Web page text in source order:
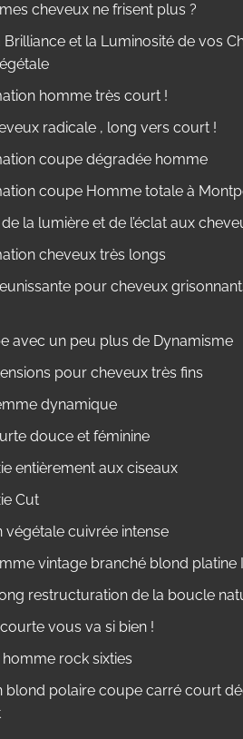
cheveux ne frisent plus ?
Brilliance et la Luminosité de vos
homme très court !
radicale , long vers court !
coupe dégradée homme
coupe Homme totale à
la lumière et de l’éclat aux
cheveux très longs
pour cheveux
avec un peu plus de Dynamisme
pour cheveux très fins
dynamique
douce et féminine
entièrement aux ciseaux
Cut
végétale cuivrée intense
vintage branché blond platine
restructuration de la boucle
vous va si bien !
rock sixties
blond polaire coupe carré court